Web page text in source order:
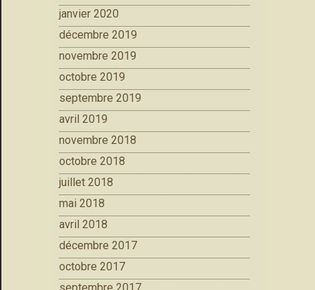
janvier 2020
décembre 2019
novembre 2019
octobre 2019
septembre 2019
avril 2019
novembre 2018
octobre 2018
juillet 2018
mai 2018
avril 2018
décembre 2017
octobre 2017